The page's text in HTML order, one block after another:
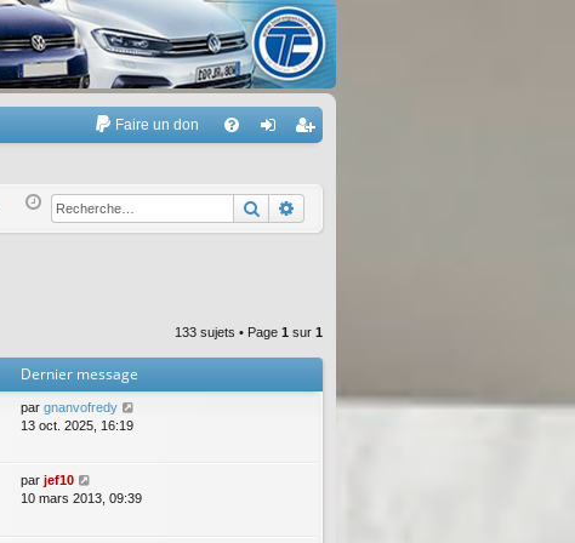
Faire un don
Q ne
xi
nr
eg
r
Rechercher
133 sujets • Page 1 sur 1
Dernier message
par gnanvofredy
13 oct. 2025, 16:19
par jef10
10 mars 2013, 09:39